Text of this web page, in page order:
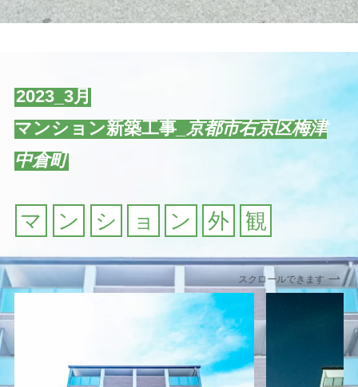
2023_3月
マンション新築工事_京都市右京区梅津
中倉町
マ ン シ ョ ン 外 観
スクロールできます